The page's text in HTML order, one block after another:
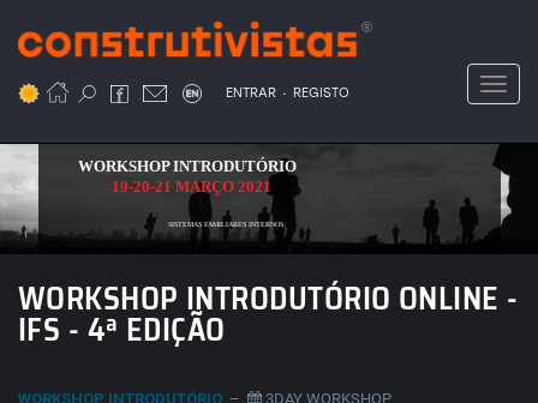
para
conteúdo
ENTRAR . REGISTO
SISTEMAS FAMILIARES INTERNOS
19-20-21 MARÇO 2021
WORKSHOP INTRODUTÓRIO
WORKSHOP INTRODUTÓRIO ONLINE -
IFS - 4ª EDIÇÃO
WORKSHOP INTRODUTÓRIO –
3DAY WORKSHOP